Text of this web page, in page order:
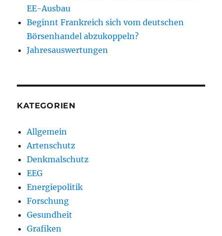
EE-Ausbau
Beginnt Frankreich sich vom deutschen
Börsenhandel abzukoppeln?
Jahresauswertungen
KATEGORIEN
Allgemein
Artenschutz
Denkmalschutz
EEG
Energiepolitik
Forschung
Gesundheit
Grafiken